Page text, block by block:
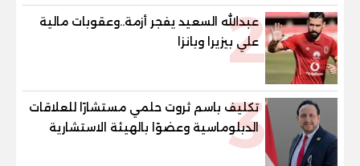
2
عبدالله السعيد يفجر أزمة..وعقوبات مالية
علي بيزيرا وبانزا
3
تكليف باسم ثروت حلمي مستشارًا للعلاقات
الدبلوماسية وعضوًا بالهيئة الاستشارية
العليا لمنظمة «جاد جمينت يوإن»